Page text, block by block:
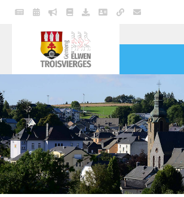
GEMEINDE
DIENSTE
LEBEN